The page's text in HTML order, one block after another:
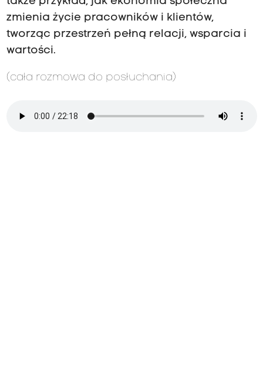
zmienia życie pracowników i klientów,
tworząc przestrzeń pełną relacji, wsparcia i
wartości.
(cała rozmowa do posłuchania)